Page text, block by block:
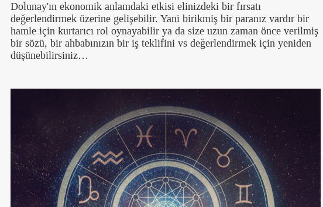
Dolunay'ın ekonomik anlamdaki etkisi elinizdeki bir fırsatı
değerlendirmek üzerine gelişebilir. Yani birikmiş bir paranız vardır bir
hamle için kurtarıcı rol oynayabilir ya da size uzun zaman önce verilmiş
bir sözü, bir ahbabınızın bir iş teklifini vs değerlendirmek için yeniden
düşünebilirsiniz…